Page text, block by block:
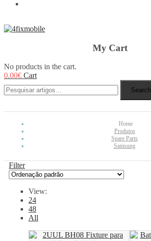
My Cart
No products in the cart.
0.00€ Cart
Search
Home
Produtos
Spare Parts
Samsung
Filter
View:
24
48
All